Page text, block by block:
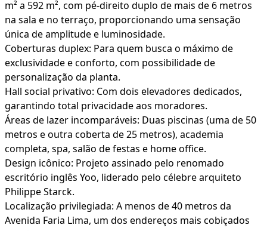
m² a 592 m², com pé-direito duplo de mais de 6 metros
na sala e no terraço, proporcionando uma sensação
única de amplitude e luminosidade.
Coberturas duplex: Para quem busca o máximo de
exclusividade e conforto, com possibilidade de
personalização da planta.
Hall social privativo: Com dois elevadores dedicados,
garantindo total privacidade aos moradores.
Áreas de lazer incomparáveis: Duas piscinas (uma de 50
metros e outra coberta de 25 metros), academia
completa, spa, salão de festas e home office.
Design icônico: Projeto assinado pelo renomado
escritório inglês Yoo, liderado pelo célebre arquiteto
Philippe Starck.
Localização privilegiada: A menos de 40 metros da
Avenida Faria Lima, um dos endereços mais cobiçados